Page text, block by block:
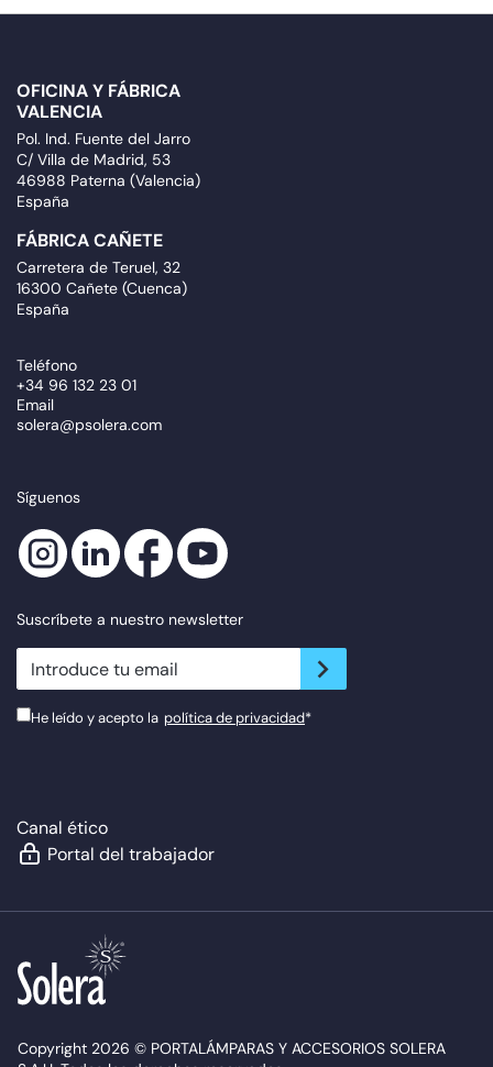
OFICINA Y FÁBRICA
VALENCIA
Pol. Ind. Fuente del Jarro
C/ Villa de Madrid, 53
46988 Paterna (Valencia)
España
FÁBRICA CAÑETE
Carretera de Teruel, 32
16300 Cañete (Cuenca)
España
Teléfono
+34 96 132 23 01
Email
solera@psolera.com
Síguenos
Suscríbete a nuestro newsletter
newsletter.suscribe
He leído y acepto la política de privacidad*
Canal ético
Portal del trabajador
Copyright 2026 © PORTALÁMPARAS Y ACCESORIOS SOLERA